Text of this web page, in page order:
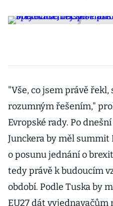
"Vše, co jsem právě
rozumným řešením,"
Evropské rady. Po
Junckera by měl
o posunu jednání o
tedy právě k budoucím
období. Podle Tuska by
EU27 dát vyjednavačům